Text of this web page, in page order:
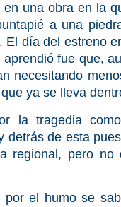
una obra en la
a una
El día del estreno
fue que,
necesitando
ya se lleva
la tragedia
detrás de esta
regional, pero no
el humo se